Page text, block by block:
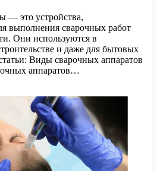
— это устройства,
выполнения сварочных работ
Они используются в
и даже для бытовых
Виды сварочных аппаратов
аппаратов…